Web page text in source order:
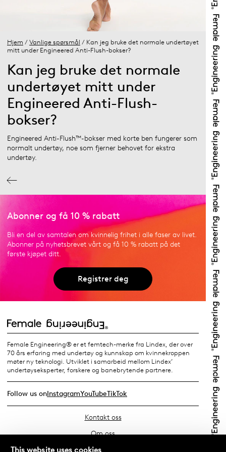
This website uses cookies
Hjem / Vanlige spørsmål / Kan jeg bruke det normale undertøyet
mitt under Engineered Anti-Flush-bokser?
Kan jeg bruke det normale
undertøyet mitt under
Engineered Anti-Flush-
bokser?
Engineered Anti-Flush™-bokser med korte ben fungerer som
normalt undertøy, noe som fjerner behovet for ekstra
undertøy.
Abonner og få 10 % rabatt
Bli en del av samtalen om kvinnelig frihet i alle faser av livet.
Abonner på nyhetsbrevet vårt og få 10 % rabatt på det
første kjøpet ditt.
Registrer deg
Female Engineering® er et femtech-merke fra Lindex, der over
70 års erfaring med undertøy og kunnskap om kvinnekroppen
møter ny teknologi. Utviklet i samarbeid mellom Lindex’
undertøyseksperter, forskere og banebrytende partnere.
Follow us onInstagramYouTubeTikTok
Kontakt oss
Om oss
Finn din butikk